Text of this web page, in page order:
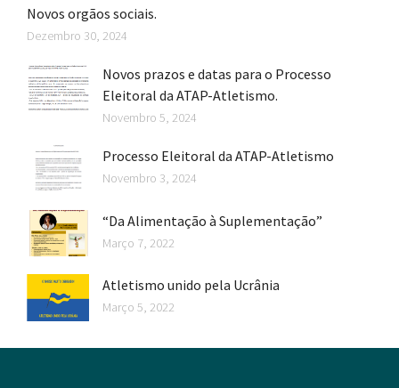
Novos orgãos sociais.
Dezembro 30, 2024
Novos prazos e datas para o Processo
Eleitoral da ATAP-Atletismo.
Novembro 5, 2024
Processo Eleitoral da ATAP-Atletismo
Novembro 3, 2024
“Da Alimentação à Suplementação”
Março 7, 2022
Atletismo unido pela Ucrânia
Março 5, 2022